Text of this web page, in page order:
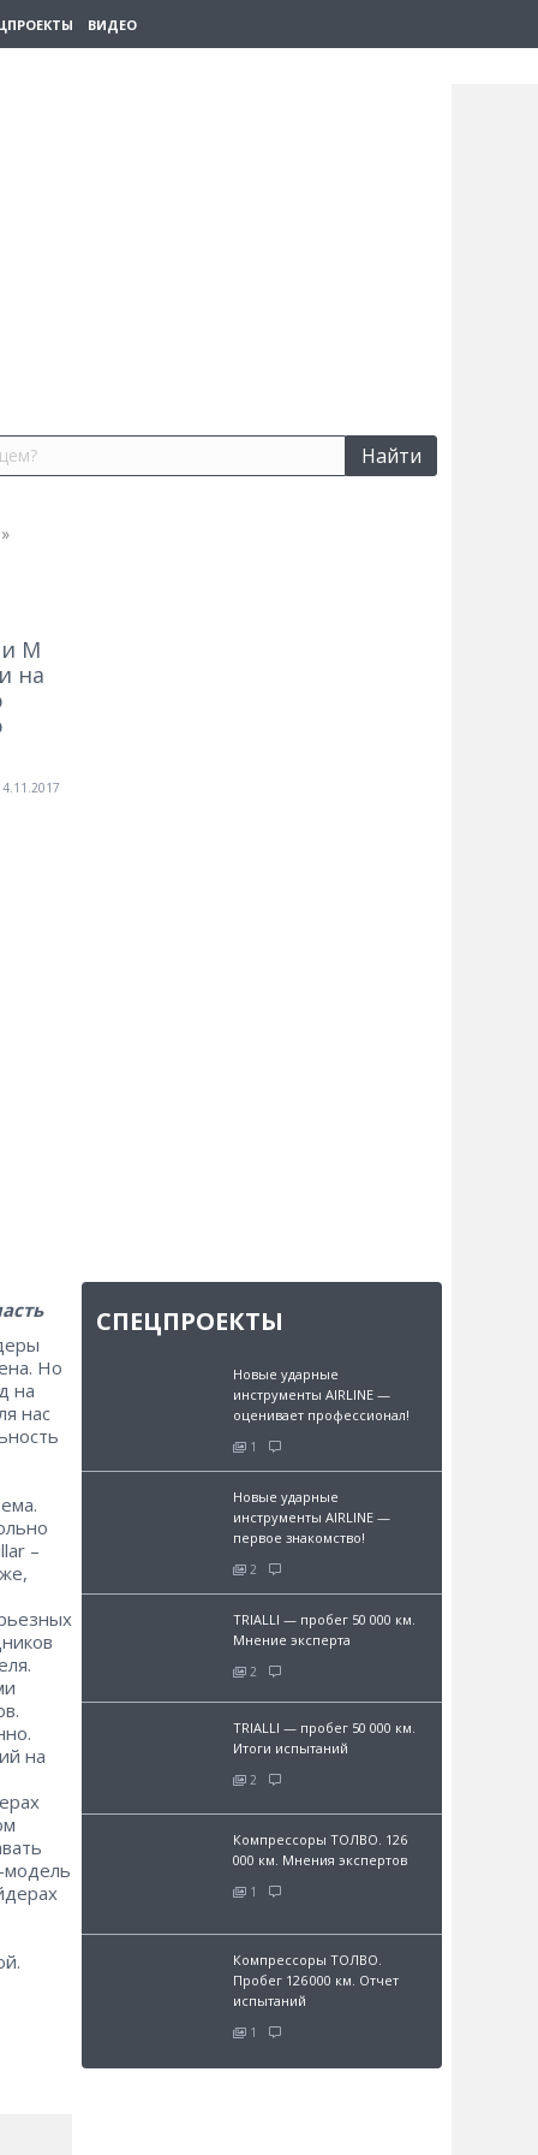
ВИДЕО
Найти
»
М
на
Но
на
нас
–
на
модель
СПЕЦПРОЕКТЫ
Новые ударные
инструменты AIRLINE —
оценивает профессионал!
1
Новые ударные
инструменты AIRLINE —
первое знакомство!
2
TRIALLI — пробег 50 000 км.
Мнение эксперта
2
TRIALLI — пробег 50 000 км.
Итоги испытаний
2
Компрессоры ТОЛВО. 126
000 км. Мнения экспертов
1
Компрессоры ТОЛВО.
Пробег 126 000 км. Отчет
испытаний
1